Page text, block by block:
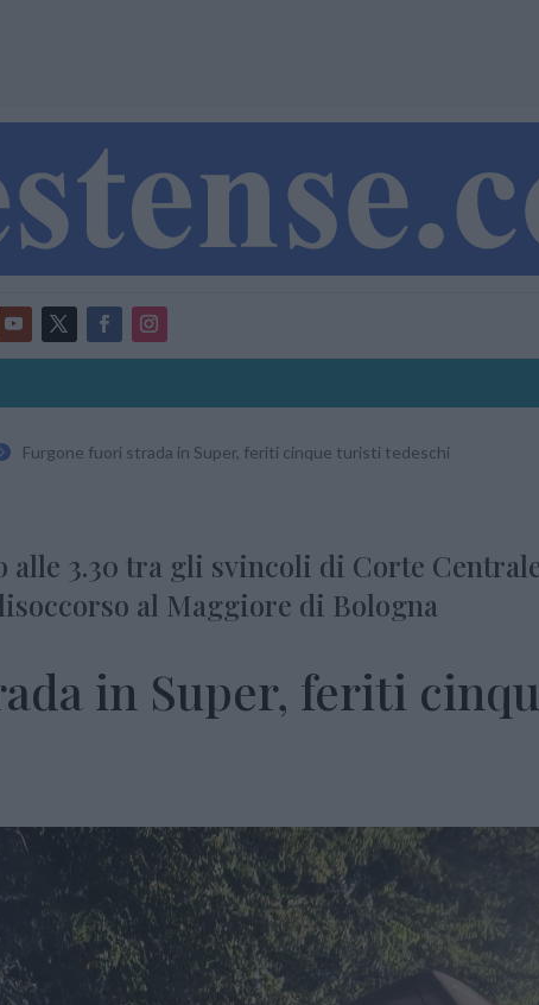
Furgone fuori strada in Super, feriti cinque turisti tedeschi
3.30 tra gli svincoli di Corte
al Maggiore di Bologna
in Super, feriti